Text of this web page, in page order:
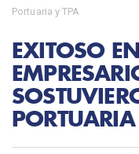
Portuaria y TPA
EXITOSO